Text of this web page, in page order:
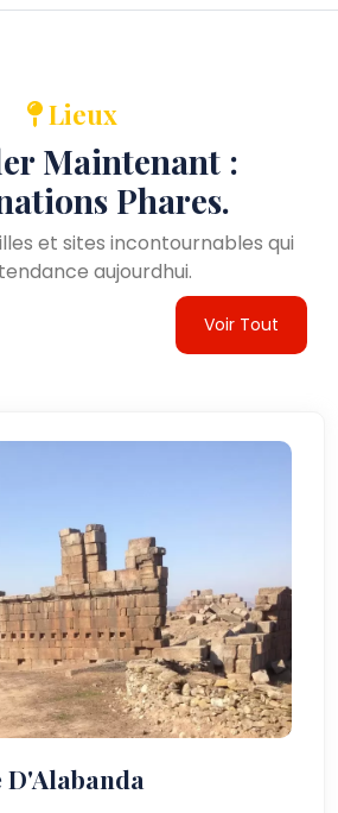
Lieux
Maintenant :
Phares.
et sites incontournables qui
aujourdhui.
Voir Tout